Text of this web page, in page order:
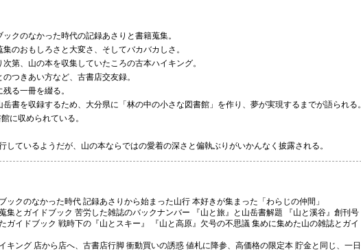
クのなかった時代の記録あさりと書籍蒐集。
のおもしろさと大変さ、そしてバカバカしさ。
第、山の本を収集していたころの古本ハイキング。
つきあい方など、古書店交友録。
る一冊を綴る。
岳書を収録するため、大分県に「林の中の小さな図書館」を作り、夢が実現するまでが語られ
に収められている。
しているようだが、山の本ならではの愛着の深さと偏執ぶりがいかんなく披露される。
クのなかった時代 記録あさりから始まった山行 本好きが集まった「わらじの仲間」
とガイドブック 苦労した雑誌のバックナンバー 『山と旅』と山岳書解題 『山と溪谷』創刊
ガイドブック 戦時下の『山とスキー』 『山と高原』欠号の不思議 集めに集めた山の雑誌とガ
ング 店から店へ、古書店行脚 衝動買いの誘惑 値札に降参、高価格の限定本 貯金と同じ、一